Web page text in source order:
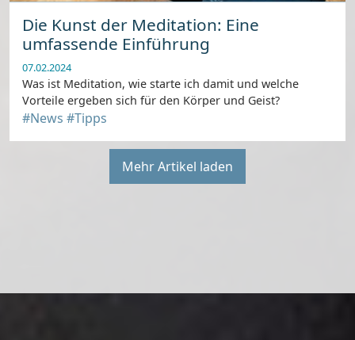
Die Kunst der Meditation: Eine
umfassende Einführung
07.02.2024
Was ist Meditation, wie starte ich damit und welche
Vorteile ergeben sich für den Körper und Geist?
#News #Tipps
Mehr Artikel laden